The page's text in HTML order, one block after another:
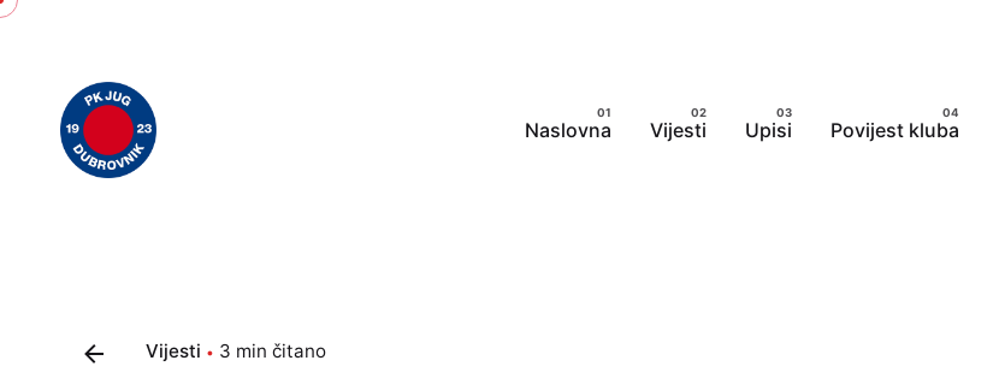
Skip
Naslovna Vijesti Upisi Povijest kluba
Vijesti 3 min čitano